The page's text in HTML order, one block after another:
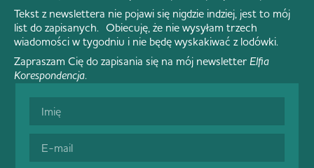
Tekst z newslettera nie pojawi się nigdzie indziej, jest to mój
list do zapisanych. Obiecuję, że nie wysyłam trzech
wiadomości w tygodniu i nie będę wyskakiwać z lodówki.
Zapraszam Cię do zapisania się na mój newsletter Elfia
Korespondencja.